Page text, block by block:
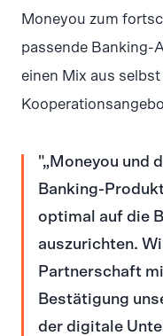
Moneyou zum
passende Banking-
einen Mix aus
„Moneyou und
Banking-
optimal auf die
auszurichten.
Partnerschaft
Bestätigung
der digitale